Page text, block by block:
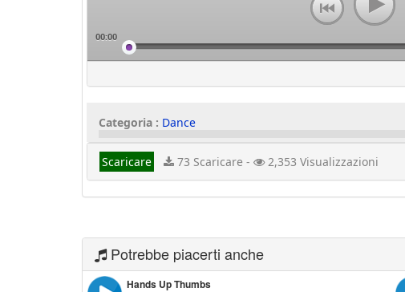
00:00
Categoria : Dance
Scaricare 73 Scaricare - 2,353 Visualizzazioni
Potrebbe piacerti anche
Hands Up Thumbs